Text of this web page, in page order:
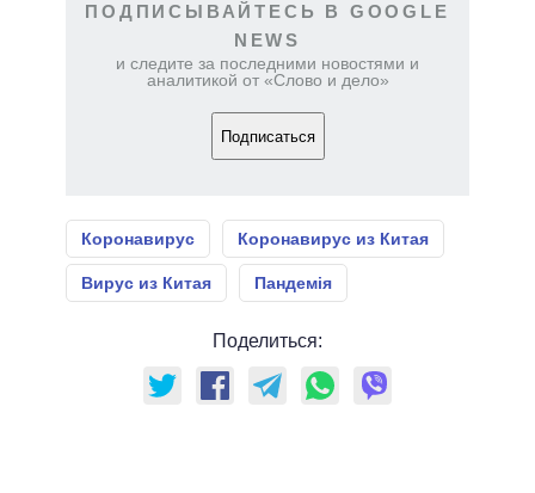
ПОДПИСЫВАЙТЕСЬ В GOOGLE
NEWS
и следите за последними новостями и
аналитикой от «Слово и дело»
Подписаться
Коронавирус Коронавирус из Китая
Вирус из Китая Пандемія
Поделиться: